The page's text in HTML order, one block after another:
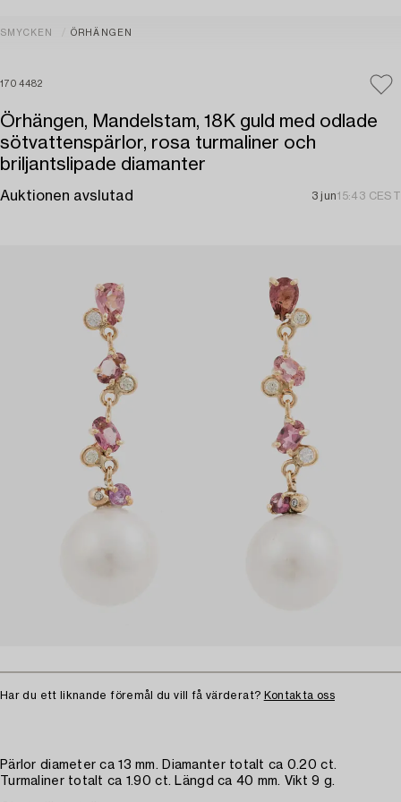
SMYCKEN ÖRHÄNGEN
1704482
Örhängen, Mandelstam, 18K guld med odlade
sötvattenspärlor, rosa turmaliner och
briljantslipade diamanter
Auktionen avslutad 3 jun15:43 CEST
Har du ett liknande föremål du vill få värderat? Kontakta oss
Pärlor diameter ca 13 mm. Diamanter totalt ca 0.20 ct.
Turmaliner totalt ca 1.90 ct. Längd ca 40 mm. Vikt 9 g.